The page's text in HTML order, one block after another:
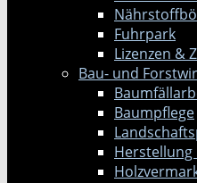
Fuhrpark
Lizenzen &
Bau- und
Baumpflege
Herstellung